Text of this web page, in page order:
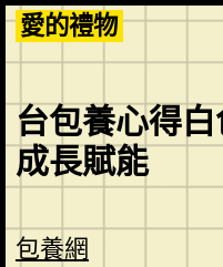
Skip
to
content
愛的禮物
台包養心得
成長賦能
包養網